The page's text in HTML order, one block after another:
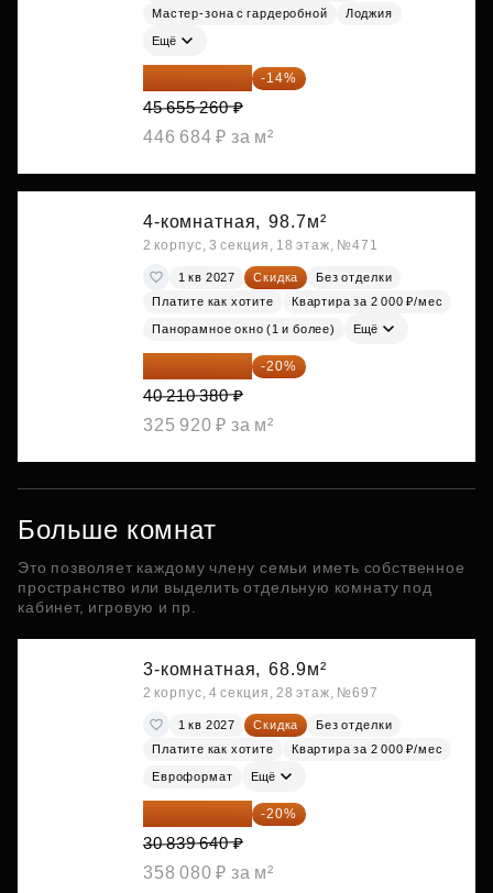
Мастер-зона с гардеробной
Лоджия
Ещё
39 263 524 ₽ -14%
45 655 260 ₽
446 684 ₽ за м²
4-комнатная, 98.7м²
2 корпус, 3 секция, 18 этаж, №471
1 кв 2027 Скидка
Без отделки
Платите как хотите
Квартира за 2 000 ₽/мес
Панорамное окно (1 и более) Ещё
32 168 304 ₽ -20%
40 210 380 ₽
325 920 ₽ за м²
Больше комнат
Это позволяет каждому члену семьи иметь собственное
пространство или выделить отдельную комнату под
кабинет, игровую и пр.
3-комнатная, 68.9м²
2 корпус, 4 секция, 28 этаж, №697
1 кв 2027 Скидка
Без отделки
Платите как хотите
Квартира за 2 000 ₽/мес
Евроформат Ещё
24 671 712 ₽ -20%
30 839 640 ₽
358 080 ₽ за м²